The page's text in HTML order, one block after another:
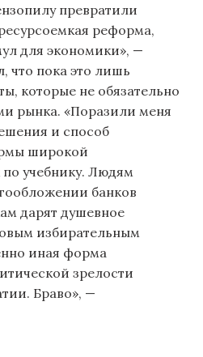
превратили
реформа,
для экономики», —
что пока это лишь
которые не обязательно
рынка. «Поразили меня
и способ
широкой
учебнику. Людям
банков
дарят душевное
избирательным
иная форма
зрелости
Браво», —